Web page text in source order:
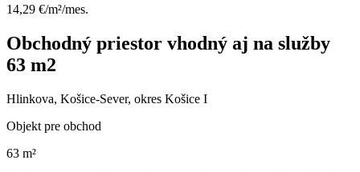
14,29 €/m²/mes.
Obchodný priestor vhodný aj na služby
63 m2
Hlinkova, Košice-Sever, okres Košice I
Objekt pre obchod
63 m²